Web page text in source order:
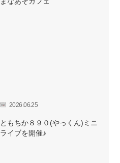
2026.06.25
ともちか８９０(やっくん)ミニ
ライブを開催♪